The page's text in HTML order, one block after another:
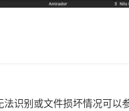
法识别或文件损坏情况可以